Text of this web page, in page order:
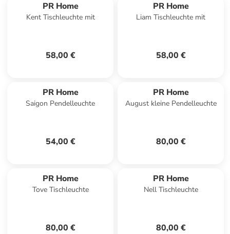
PR Home
Kent Tischleuchte mit
58,00 €
PR Home
Liam Tischleuchte mit
58,00 €
PR Home
Saigon Pendelleuchte
54,00 €
PR Home
August kleine Pendelleuchte
80,00 €
PR Home
Tove Tischleuchte
80,00 €
PR Home
Nell Tischleuchte
80,00 €